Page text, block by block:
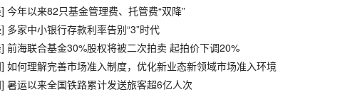
今年以来82只基金管理费、托管费“双降”
多家中小银行存款利率告别“3”时代
前海联合基金30%股权将被二次拍卖 起拍价下调20%
如何理解完善市场准入制度，优化新业态新领域市场准入环境
暑运以来全国铁路累计发送旅客超6亿人次